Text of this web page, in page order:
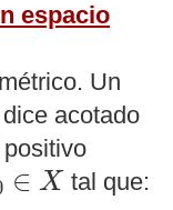
espacio
Un
acotado
∈ X
∈ X tal que: